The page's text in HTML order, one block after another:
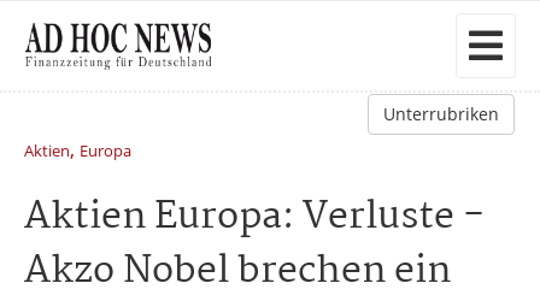
Unterrubriken
Aktien, Europa
Aktien Europa: Verluste -
Akzo Nobel brechen ein